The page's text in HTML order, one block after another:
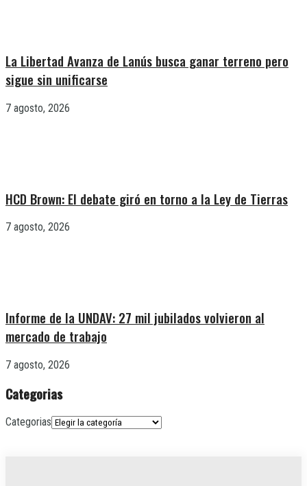
La Libertad Avanza de Lanús busca ganar terreno pero
sigue sin unificarse
7 agosto, 2026
HCD Brown: El debate giró en torno a la Ley de Tierras
7 agosto, 2026
Informe de la UNDAV: 27 mil jubilados volvieron al
mercado de trabajo
7 agosto, 2026
Categorias
Categorias